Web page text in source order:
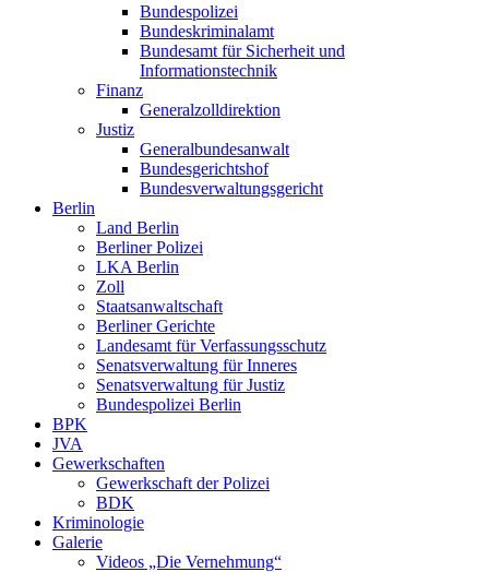
Bundespolizei
Bundeskriminalamt
Bundesamt für Sicherheit und
Informationstechnik
Finanz
Generalzolldirektion
Justiz
Generalbundesanwalt
Bundesgerichtshof
Bundesverwaltungsgericht
Berlin
Land Berlin
Berliner Polizei
LKA Berlin
Zoll
Staatsanwaltschaft
Berliner Gerichte
Landesamt für Verfassungsschutz
Senatsverwaltung für Inneres
Senatsverwaltung für Justiz
Bundespolizei Berlin
BPK
JVA
Gewerkschaften
Gewerkschaft der Polizei
BDK
Kriminologie
Galerie
Videos „Die Vernehmung“